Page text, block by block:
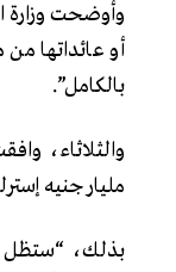
وأوضحت وزارة
بالكامل”.
مليار جنيه إسترليني (2.5
بذلك، “ستظل